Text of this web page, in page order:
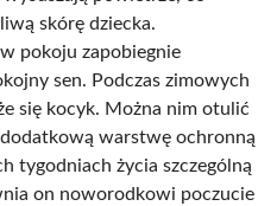
skórę dziecka.
pokoju zapobiegnie
sen. Podczas zimowych
się kocyk. Można nim otulić
warstwę ochronną
tygodniach życia szczególną
on noworodkowi poczucie